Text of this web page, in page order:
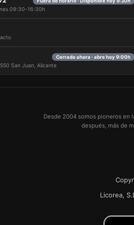
09:30-16:30h
Cerrado ahora · abre hoy 9:00h
San Juan, Alicante
Desde 2004 somos pioneros en
después, más de
Licorea,